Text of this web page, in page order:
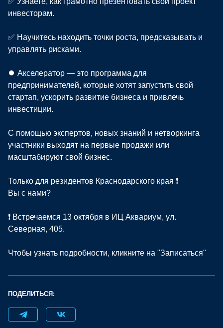
инвесторам.
✅ Научитесь находить точки роста, предсказывать и
управлять рисками.
⏺ Акселератор — это программа для
предпринимателей, которые хотят запустить свой
стартап, ускорить развитие бизнеса и привлечь
инвестиции.
С помощью экспертов, новых знаний и нетворкинга
участники выходят на первые продажи или
масштабируют свой бизнес.
Только для резидентов Краснодарского края ❗
Вы с нами?
❗ Встречаемся 13 октября в ИЦ Аквариум, ул.
Северная, 405.
Чтобы узнать подробности, кликните на "Записаться"
ПОДЕЛИТЬСЯ: